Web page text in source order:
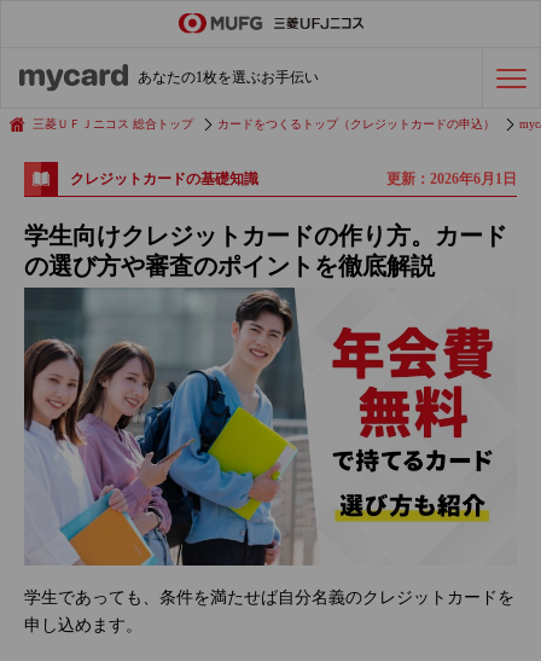
あなたの1枚を選ぶお手伝い
会社経費の支払い 効率化術
三菱ＵＦＪニコス 総合トップ カードをつくるトップ（クレジットカードの申込）
クレジットカードの基礎知識 更新：2026年6月1日
学生向けクレジットカードの作り方。カード
の選び方や審査のポイントを徹底解説
学生であっても、条件を満たせば自分名義のクレジットカードを
申し込めます。